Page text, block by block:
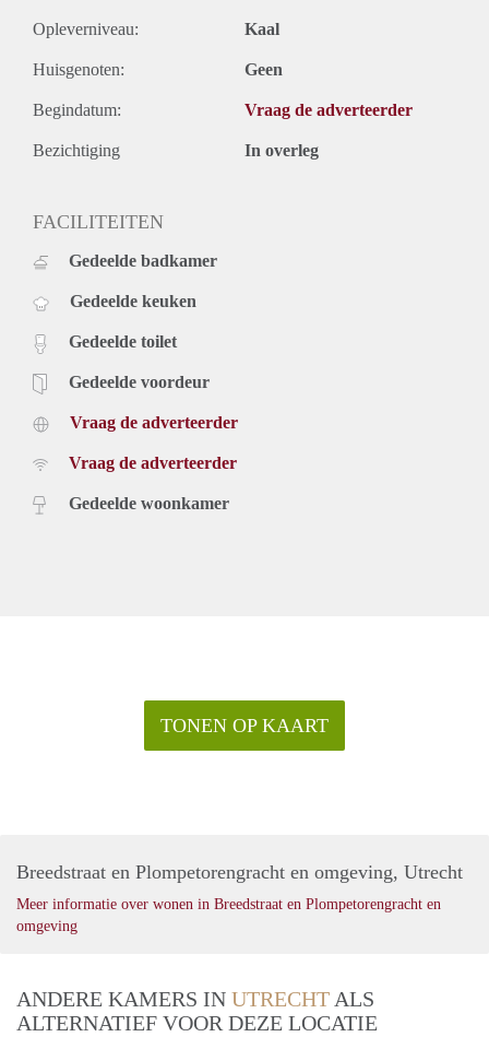
Opleverniveau: Kaal
Huisgenoten: Geen
Begindatum: Vraag de adverteerder
Bezichtiging In overleg
FACILITEITEN
Gedeelde badkamer
Gedeelde keuken
Gedeelde toilet
Gedeelde voordeur
Vraag de adverteerder
Vraag de adverteerder
Gedeelde woonkamer
TONEN OP KAART
Breedstraat en Plompetorengracht en omgeving, Utrecht
Meer informatie over wonen in Breedstraat en Plompetorengracht en
omgeving
ANDERE KAMERS IN UTRECHTALS
ALTERNATIEF VOOR DEZE LOCATIE